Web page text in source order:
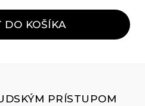
DO KOŠÍKA
PRÍSTUPOM